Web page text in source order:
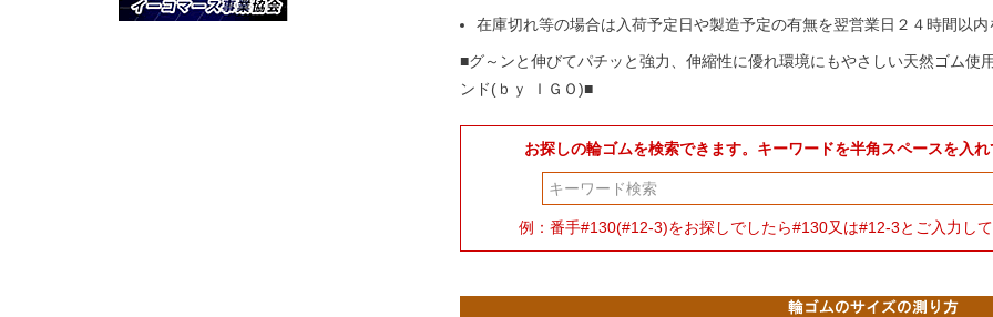
在庫切れ等の場合は入荷予定日や製造予定の有無を翌営業日２４時間以
■グ～ンと伸びてパチッと強力、伸縮性に優れ環境にもやさしい天然ゴム
ンド(ｂｙ ＩＧＯ)■
お探しの輪ゴムを検索できます。キーワードを半角スペースを入
検索
例：番手#130(#12-3)をお探しでしたら#130又は#12-3とご入力し